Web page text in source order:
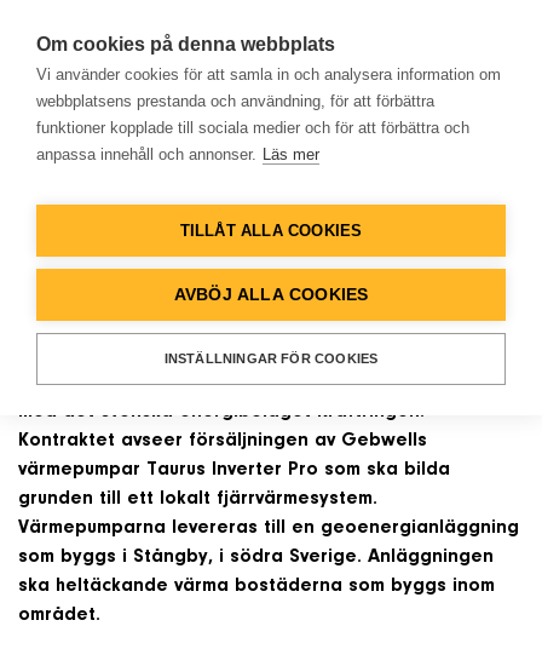
Hem
Lösningar
Databank
Om företaget
NYHETER
Ett helt bostadsområde i
Sverige värms upp med
finländska Gebwells
bergvärmepumpar
Det finländska företaget Gebwell har skrivit kontrakt
med det svenska energibolaget Kraftringen.
Kontraktet avseer försäljningen av Gebwells
värmepumpar Taurus Inverter Pro som ska bilda
grunden till ett lokalt fjärrvärmesystem.
Värmepumparna levereras till en geoenergianläggning
som byggs i Stångby, i södra Sverige. Anläggningen
ska heltäckande värma bostäderna som byggs inom
området.
Om cookies på denna webbplats
Vi använder cookies för att samla in och analysera information om
webbplatsens prestanda och användning, för att förbättra
funktioner kopplade till sociala medier och för att förbättra och
anpassa innehåll och annonser. Läs mer
TILLÅT ALLA COOKIES
AVBÖJ ALLA COOKIES
INSTÄLLNINGAR FÖR COOKIES